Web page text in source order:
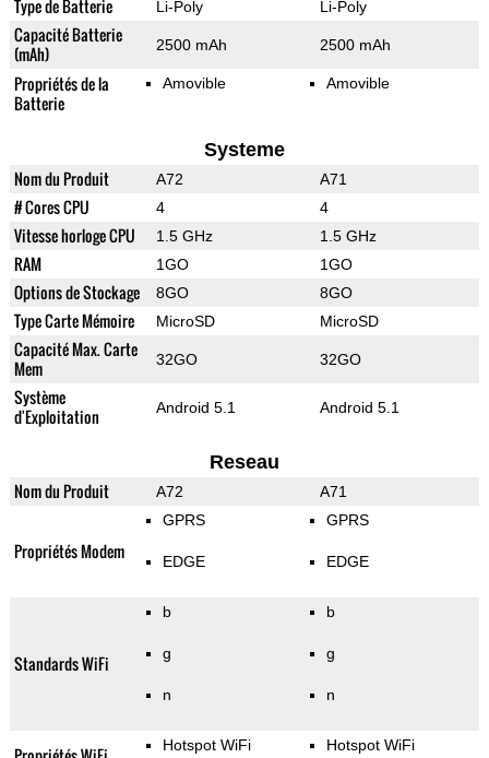
Type de Batterie Li-Poly Li-Poly
Capacité Batterie
(mAh)
2500 mAh 2500 mAh
Propriétés de la
Batterie
Amovible Amovible
Systeme
Nom du Produit A72 A71
# Cores CPU 4 4
Vitesse horloge CPU 1.5 GHz 1.5 GHz
RAM 1GO 1GO
Options de Stockage 8GO 8GO
Type Carte Mémoire MicroSD MicroSD
Capacité Max. Carte
Mem
32GO 32GO
Système
d'Exploitation
Android 5.1 Android 5.1
Reseau
Nom du Produit A72 A71
Propriétés Modem
GPRS
EDGE
GPRS
EDGE
Standards WiFi
b
g
n
b
g
n
Hotspot WiFi Hotspot WiFi